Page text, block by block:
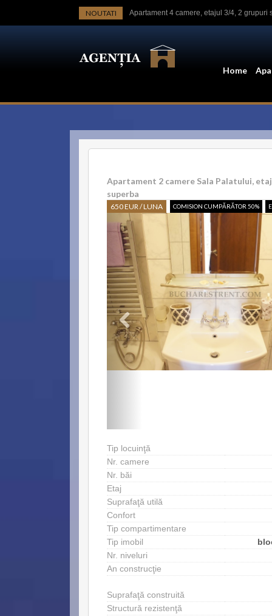
NOUTATI Apartament 4 camere, etajul 3/4, 2
Casa-langa studiourile Buftea, 2
Apartament 2 camere Sala Palatului, etaj
Spatiu birouri in bloc mic, nou, nemobilat,
Home
Apartament 2 camere Sala Palatului,
superba
650 EUR / LUNA COMISION CUMPĂRĂTOR 50%
Apartamente de închiriat
Tip locuinţă
Nr. camere
Nr. băi
Etaj
Suprafaţă utilă
Confort
Tip compartimentare
Tip imobil
Nr. niveluri
An construcţie
Suprafaţă construită
Structură rezistenţă